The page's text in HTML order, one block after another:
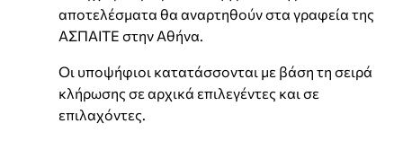
αποτελέσματα θα αναρτηθούν στα γραφεία της
ΑΣΠΑΙΤΕ στην Αθήνα.
Οι υποψήφιοι κατατάσσονται με βάση τη σειρά
κλήρωσης σε αρχικά επιλεγέντες και σε
επιλαχόντες.